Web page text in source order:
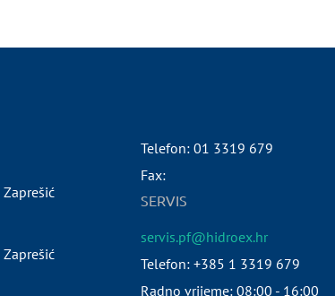
Zaprešić
Zaprešić
Telefon: 01 3319 679
Fax:
SERVIS
servis.pf@hidroex.hr
Telefon: +385 1 3319 679
Radno vrijeme: 08:00 - 16:00